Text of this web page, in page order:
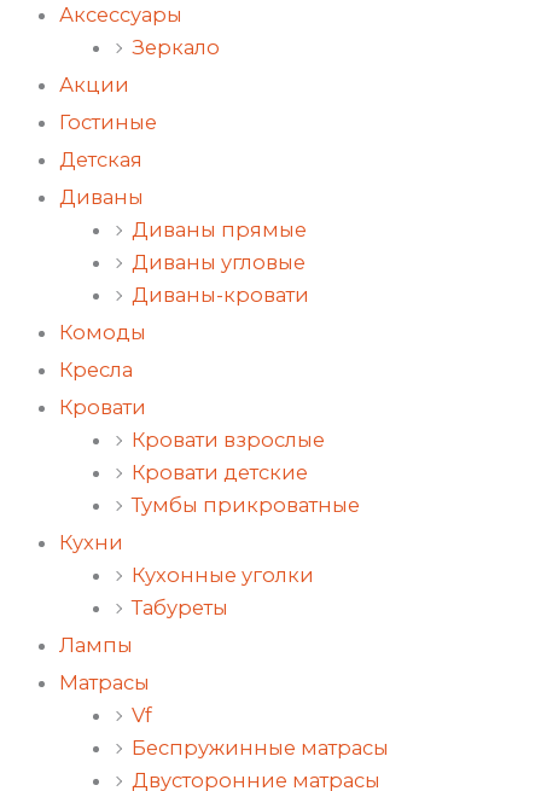
Аксессуары
Зеркало
Акции
Гостиные
Детская
Диваны
Диваны прямые
Диваны угловые
Диваны-кровати
Комоды
Кресла
Кровати
Кровати взрослые
Кровати детские
Тумбы прикроватные
Кухни
Кухонные уголки
Табуреты
Лампы
Матрасы
Vf
Беспружинные матрасы
Двусторонние матрасы